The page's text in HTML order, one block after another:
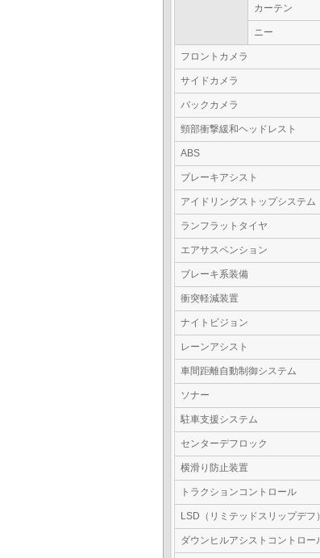
カーテン
ニー
フロントカメラ
サイドカメラ
バックカメラ
頸部衝撃緩和ヘッドレスト
ABS
ブレーキアシスト
アイドリングストップシステム
ランフラットタイヤ
エアサスペンション
ブレーキ系装備
衝突軽減装置
ナイトビジョン
レーンアシスト
車間距離自動制御システム
ソナー
駐車支援システム
センターデフロック
横滑り防止装置
トラクションコントロール
LSD（リミテッドスリップデフ）
ダウンヒルアシストコントロー